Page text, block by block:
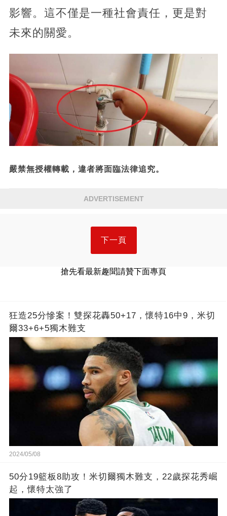
影響。這不僅是一種社會責任，更是對
未來的關愛。
嚴禁無授權轉載，違者將面臨法律追究。
ADVERTISEMENT
下一頁
搶先看最新趣聞請贊下面專頁
狂造25分慘案！雙探花轟50+17，懷特16中9，米切
爾33+6+5獨木難支
2024/05/08
50分19籃板8助攻！米切爾獨木難支，22歲探花秀崛
起，懷特太強了